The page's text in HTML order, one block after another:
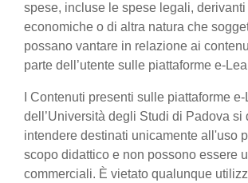
spese, incluse le spese legali,
economiche o di altra natura che
possano vantare in relazione ai
parte dell’utente sulle piattaforme e-
I Contenuti presenti sulle piattaforme
dell’Università degli Studi di Padova si
intendere destinati unicamente all'uso
scopo didattico e non possono essere
commerciali. È vietato qualunque